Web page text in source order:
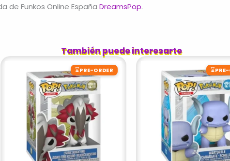
de Funkos Online España DreamsPop.
También puede interesarte
⌛PRE-ORDER ⌛PRE-